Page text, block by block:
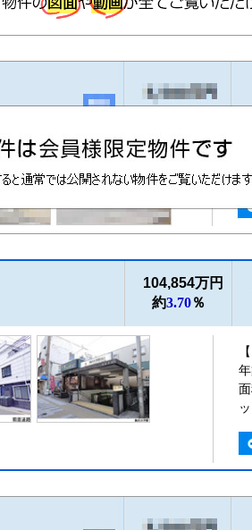
104,854万円
約3.70％